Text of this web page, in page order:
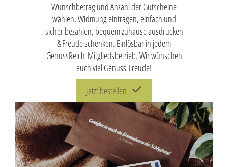
Wunschbetrag und Anzahl der Gutscheine
wählen, Widmung eintragen, einfach und
sicher bezahlen, bequem zuhause ausdrucken
& Freude schenken. Einlösbar in jedem
GenussReich-Mitgliedsbetrieb. Wir wünschen
euch viel Genuss-Freude!
Jetzt bestellen